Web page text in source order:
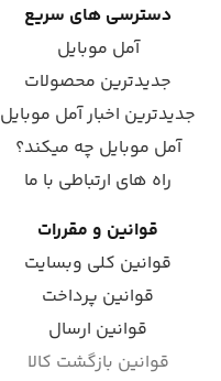
دسترسی های سریع
آمل موبایل
جدیدترین محصولات
جدیدترین اخبار آمل موبایل
آمل موبایل چه میکند؟
راه های ارتباطی با ما
قوانین و مقررات
قوانین کلی وبسایت
قوانین پرداخت
قوانین ارسال
قوانین بازگشت کالا